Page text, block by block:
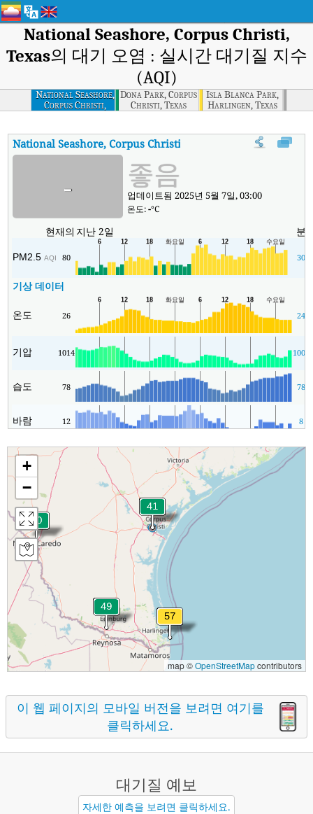
National Seashore, Corpus Christi,
Texas의 대기 오염 : 실시간 대기질 지수
(AQI)
National Seashore,
Corpus Christi,
Texas
Dona Park, Corpus
Christi, Texas
Isla Blanca Park,
Harlingen, Texas
National Seashore, Corpus Christi, Texas 대기질 지수 :
- 좋음
업데이트됨 2025년 5월 7일, 03:00
온도:-°C
현재의 지난 2일 분
PM2.5AQI 80 30
기상 데이터
온도 26 24
기압 1014 1006
습도 78 78
바람 12 8
+
−
map ©OpenStreetMapcontributors
이 웹 페이지의 모바일 버전을 보려면 여기를
클릭하세요.
대기질 예보
자세한 예측을 보려면 클릭하세요.